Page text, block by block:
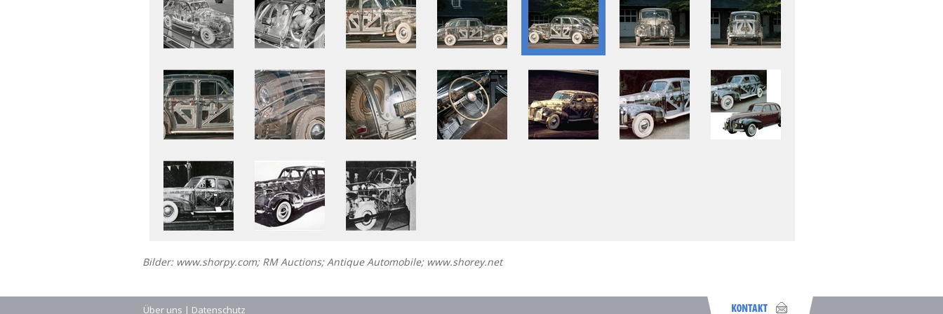
Bilder: www.shorpy.com; RM Auctions; Antique Automobile; www.shorey.net
Über uns | Datenschutz